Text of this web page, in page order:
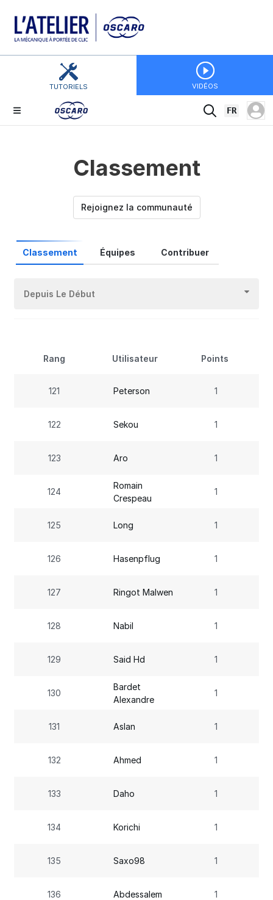
TUTORIELS VIDÉOS
FR
Classement
Rejoignez la communauté
Classement Équipes Contribuer
Depuis Le Début
Rang Utilisateur Points
121 Peterson 1
122 Sekou 1
123 Aro 1
124
Romain
Crespeau
1
125 Long 1
126 Hasenpflug 1
127 Ringot Malwen 1
128 Nabil 1
129 Said Hd 1
130
Bardet
Alexandre
1
131 Aslan 1
132 Ahmed 1
133 Daho 1
134 Korichi 1
135 Saxo98 1
136 Abdessalem 1